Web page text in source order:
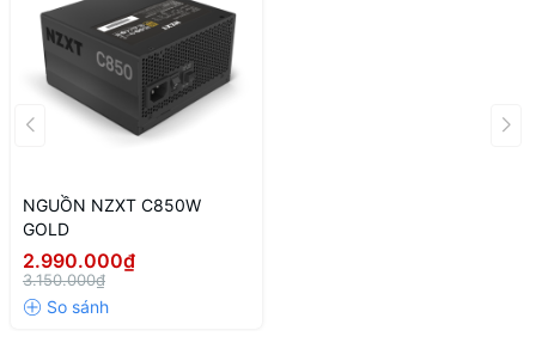
NGUỒN NZXT C850W
GOLD
2.990.000₫
3.150.000₫